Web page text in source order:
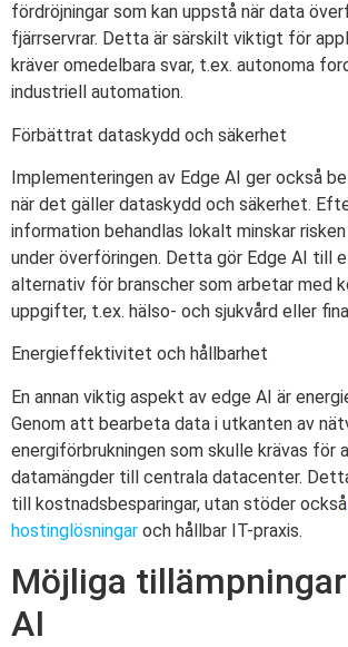
fördröjningar som kan uppstå när data
fjärrservrar. Detta är särskilt viktigt för
kräver omedelbara svar, t.ex. autonoma
industriell automation.
Förbättrat dataskydd och säkerhet
Implementeringen av Edge AI ger också
när det gäller dataskydd och säkerhet.
information behandlas lokalt minskar
under överföringen. Detta gör Edge AI till
alternativ för branscher som arbetar med
uppgifter, t.ex. hälso- och sjukvård eller
Energieffektivitet och hållbarhet
En annan viktig aspekt av edge AI är
Genom att bearbeta data i utkanten av
energiförbrukningen som skulle krävas
datamängder till centrala datacenter.
till kostnadsbesparingar, utan stöder också
hostinglösningar och hållbar IT-praxis.
Möjliga
AI